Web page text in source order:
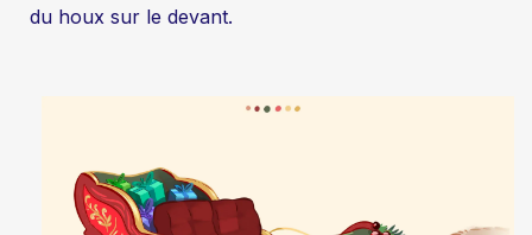
du houx sur le devant.